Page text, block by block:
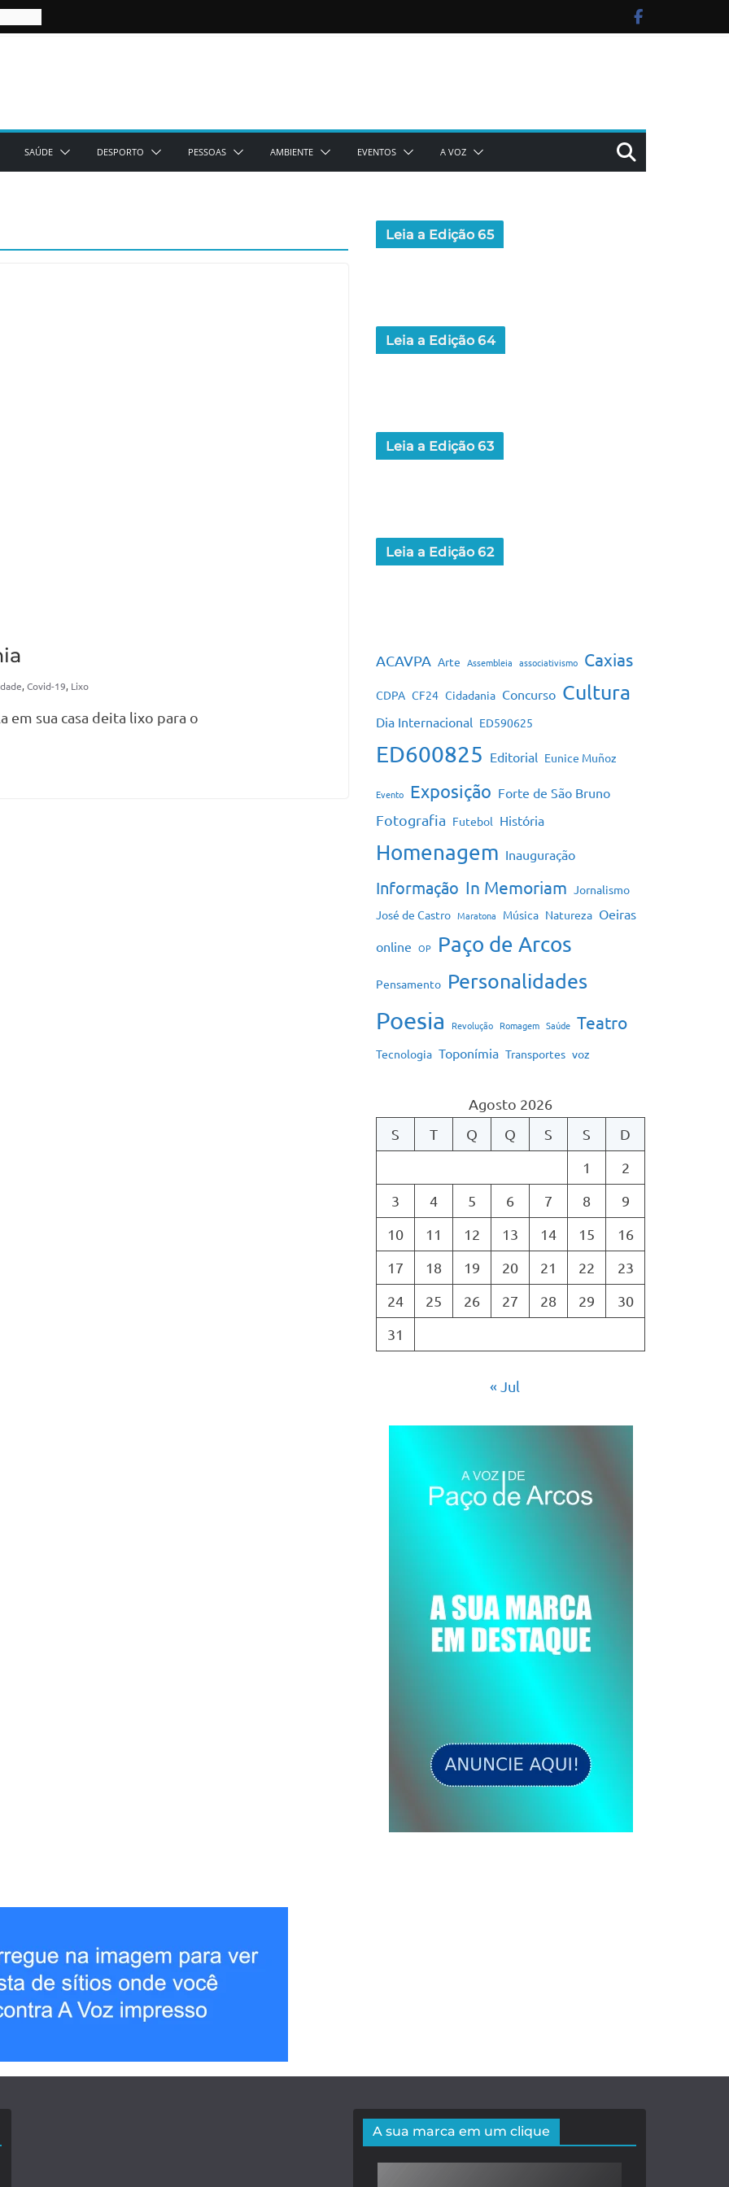
SAÚDE DESPORTO PESSOAS AMBIENTE EVENTOS A VOZ
, Covid-19, Lixo
em sua casa deita lixo para o
Leia a Edição 65
Leia a Edição 64
Leia a Edição 63
Leia a Edição 62
ACAVPA Arte Assembleia associativismo Caxias
CDPA CF24 Cidadania Concurso Cultura
Dia Internacional ED590625
ED600825 Editorial Eunice Muñoz
Evento Exposição Forte de São Bruno
Fotografia Futebol História
Homenagem Inauguração
Informação In Memoriam
Jornalismo
José de Castro Maratona Música Natureza Oeiras
online OP Paço de Arcos
Pensamento Personalidades
Poesia Revolução Romagem Saúde Teatro
Tecnologia Toponímia Transportes voz
Agosto 2026
S
T Q Q S S
D
1
2
3
4 5 6 7 8
9
10
11 12 13 14 15
16
17
18 19 20 21 22
23
24
25 26 27 28 29
30
31
« Jul
A sua marca em um clique